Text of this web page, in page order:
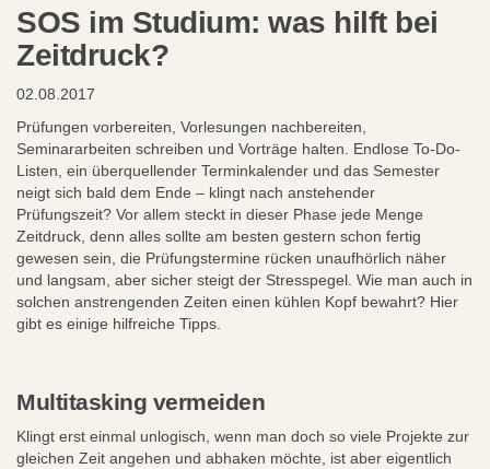
SOS im Studium: was hilft bei
Zeitdruck?
02.08.2017
Prüfungen vorbereiten, Vorlesungen nachbereiten,
Seminararbeiten schreiben und Vorträge halten. Endlose To-Do-
Listen, ein überquellender Terminkalender und das Semester
neigt sich bald dem Ende – klingt nach anstehender
Prüfungszeit? Vor allem steckt in dieser Phase jede Menge
Zeitdruck, denn alles sollte am besten gestern schon fertig
gewesen sein, die Prüfungstermine rücken unaufhörlich näher
und langsam, aber sicher steigt der Stresspegel. Wie man auch in
solchen anstrengenden Zeiten einen kühlen Kopf bewahrt? Hier
gibt es einige hilfreiche Tipps.
Multitasking vermeiden
Klingt erst einmal unlogisch, wenn man doch so viele Projekte zur
gleichen Zeit angehen und abhaken möchte, ist aber eigentlich